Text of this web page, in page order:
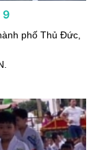
9
phố Thủ Đức